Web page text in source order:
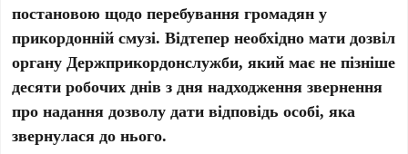
постановою щодо перебування громадян у
прикордонній смузі. Відтепер необхідно мати дозвіл
органу Держприкордонслужби, який має не пізніше
десяти робочих днів з дня надходження звернення
про надання дозволу дати відповідь особі, яка
звернулася до нього.